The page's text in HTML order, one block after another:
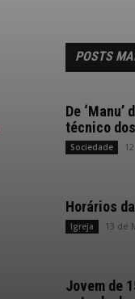
POSTS
De
técnico
Sociedade
Horários
Igreja 13 de
Jovem de